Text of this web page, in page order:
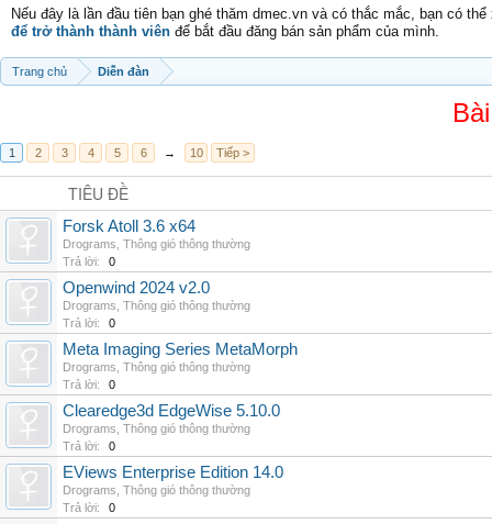
Nếu đây là lần đầu tiên bạn ghé thăm dmec.vn và có thắc mắc, bạn có
để trở thành thành viên để bắt đầu đăng bán sản phẩm của mình.
Trang chủ Diễn đàn
1 2 3 4 5 6 → 10 Tiếp >
TIÊU ĐỀ
Forsk Atoll 3.6 x64
Drograms Thông gió thông thường
Trả lời:
0
Openwind 2024 v2.0
Drograms Thông gió thông thường
Trả lời:
0
Meta Imaging Series MetaMorph
Drograms Thông gió thông thường
Trả lời:
0
Clearedge3d EdgeWise 5.10.0
Drograms Thông gió thông thường
Trả lời:
0
EViews Enterprise Edition 14.0
Drograms Thông gió thông thường
Trả lời:
0